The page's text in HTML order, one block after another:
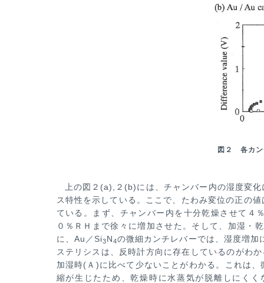
図２ 各カン
上の図２(a),２(b)には、チャンバー内の湿度変
ス特性を示している。ここで、たわみ変位の正の
ている。まず、チャンバー内を十分乾燥させて４
０％ＲＨまで徐々に増加させた。そして、加湿・
に、Au／Si3N4の微細カンチレバーでは、湿度増加
ステリシスは、反時計方向に存在しているのがわ
加湿時(Ａ)に比べて少ないことがわかる。これは、
縮が生じたため、乾燥時に水蒸気が脱離しにくく